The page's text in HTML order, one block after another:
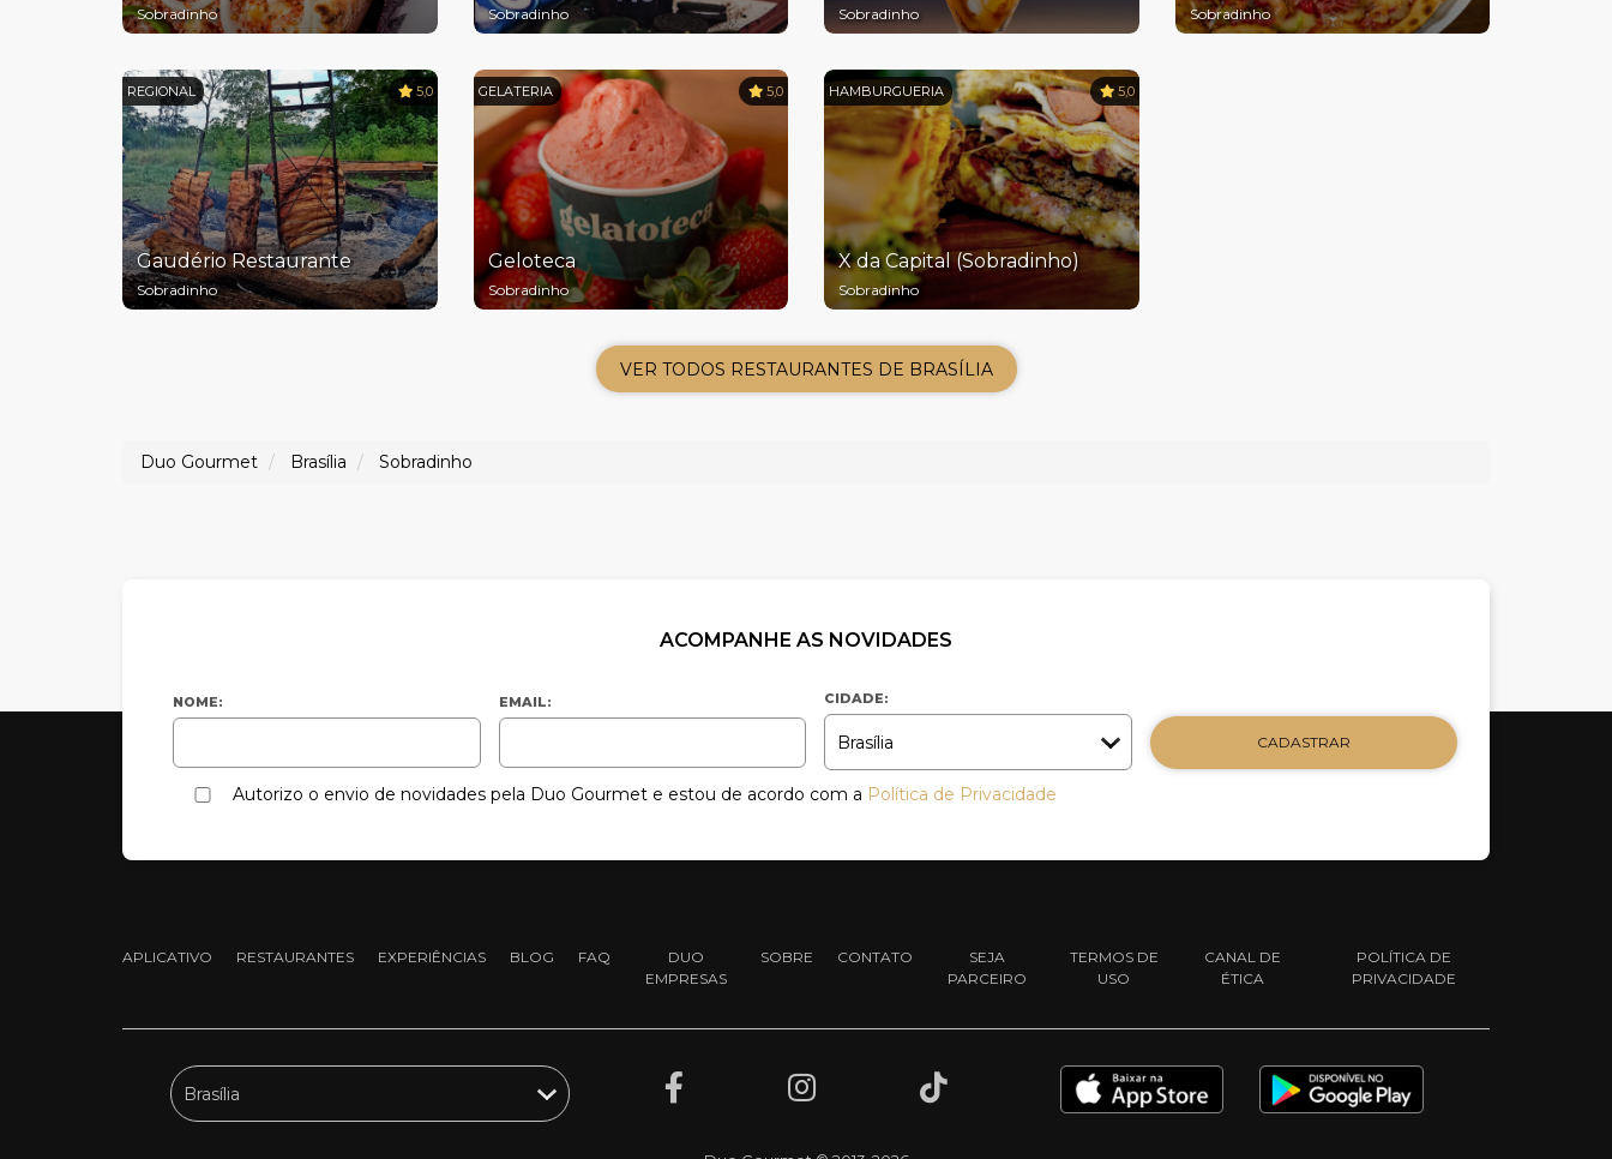
Sobradinho Sobradinho Sobradinho Sobradinho
REGIONAL 5,0
Gaudério Restaurante
Sobradinho
GELATERIA 5,0
Geloteca
Sobradinho
HAMBURGUERIA 5,0
X da Capital (Sobradinho)
Sobradinho
VER TODOS RESTAURANTES DE BRASÍLIA
Duo Gourmet Brasília Sobradinho
ACOMPANHE AS NOVIDADES
NOME: EMAIL: CIDADE:
CADASTRAR
Autorizo o envio de novidades pela Duo Gourmet e estou de acordo com a Política de Privacidade
APLICATIVO RESTAURANTES EXPERIÊNCIAS BLOG FAQ DUO
EMPRESAS
SOBRE CONTATO SEJA
PARCEIRO
TERMOS DE
USO
CANAL DE
ÉTICA
POLÍTICA DE
PRIVACIDADE